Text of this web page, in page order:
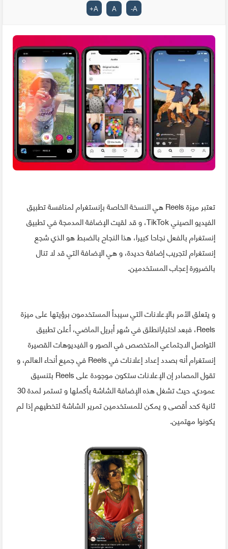
A
-
A
A
+
تعتبر ميزة Reels هي النسخة الخاصة بإنستغرام لمنافسة تطبيق
الفيديو الصيني TikTok، و قد لقيت الإضافة المدمجة في تطبيق
إنستغرام بالفعل نجاحا كبيرا، هذا النجاح بالضبط هو الذي شجع
إنستغرام لتجريب إضافة حديدة، و هي الإضافة التي قد لا تنال
بالضرورة إعجاب المستخدمين.
و يتعلق الأمر بالإعلانات التي سيبدأ المستخدمون برؤيتها على ميزة
Reels، فبعد اختبارانطلق في شهر أبريل الماضي، أعلن تطبيق
التواصل الاجتماعي المتخصص في الصور و الفيديوهات القصيرة
إنستغرام أنه بصدد إعداد إعلانات في Reels في جميع أنحاء العالم، و
تقول المصادر إن الإعلانات ستكون موجودة على Reels بتنسيق
عمودي. حيث تشغل هذه الإضافة الشاشة بأكملها و تستمر لمدة 30
ثانية كحد أقصى و يمكن للمستخدمين تمرير الشاشة لتخطيهم إذا لم
يكونوا مهتمين.